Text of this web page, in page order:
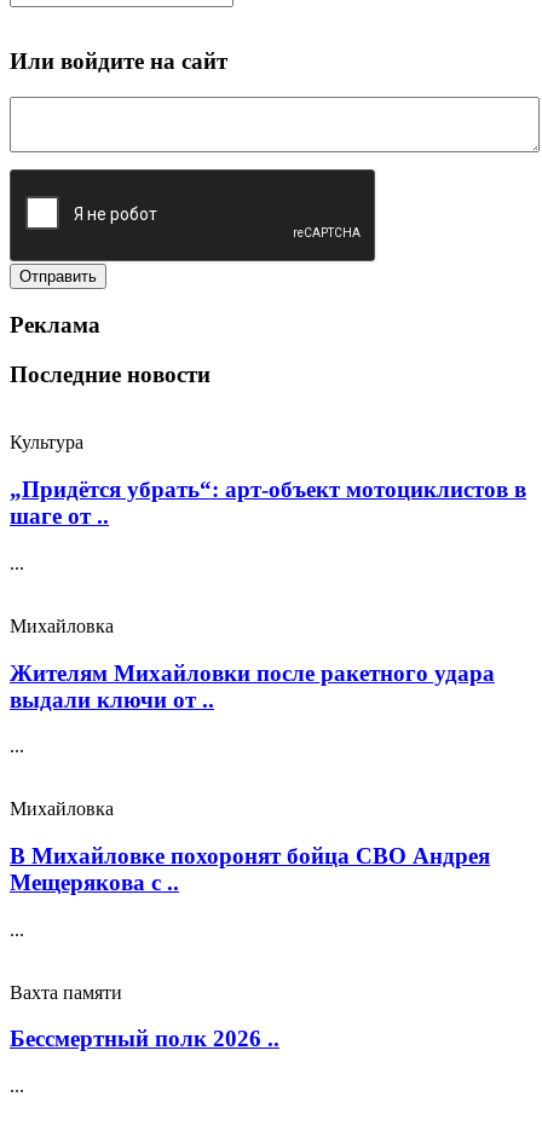
Или войдите на сайт
Реклама
Последние новости
Культура
„Придётся убрать“: арт‑объект мотоциклистов в
шаге от ..
...
Михайловка
Жителям Михайловки после ракетного удара
выдали ключи от ..
...
Михайловка
В Михайловке похоронят бойца СВО Андрея
Мещерякова с ..
...
Вахта памяти
Бессмертный полк 2026 ..
...